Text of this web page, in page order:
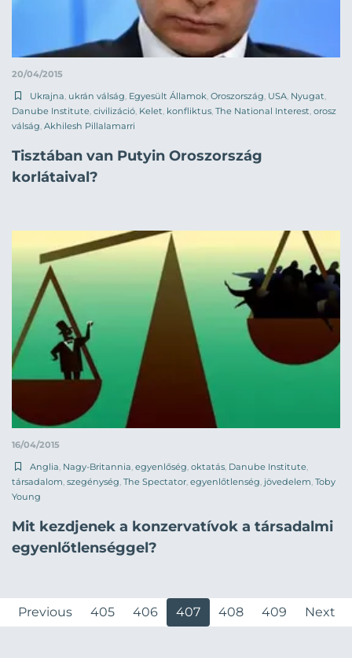
20/04/2015
Ukrajna ukrán válság Egyesült Államok Oroszország USA Nyugat
Danube Institute civilizáció Kelet konfliktus The National Interest orosz
válság Akhilesh Pillalamarri
Tisztában van Putyin Oroszország
korlátaival?
16/04/2015
Anglia, Nagy-Britannia, egyenlőség, oktatás, Danube Institute,
társadalom, szegénység, The Spectator, egyenlőtlenség, jövedelem, Toby
Young
Mit kezdjenek a konzervatívok a társadalmi
egyenlőtlenséggel?
Previous 405 406 407 408 409 Next